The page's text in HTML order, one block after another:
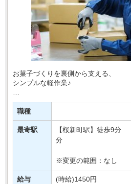
お菓子づくりを裏側から支える、
シンプルな軽作業♪
百貨店などで販売されている豆菓子
袋詰めや梱包などをおまかせします！
＼おすすめPOINT／
☆モクモク作業が好きな方
職種
最寄駅
【桜新町駅】徒歩9分
分
※変更の範囲：なし
給与
(時給)1450円